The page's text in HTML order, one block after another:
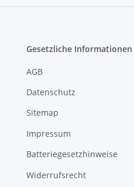
Gesetzliche Informationen
AGB
Datenschutz
Sitemap
Impressum
Batteriegesetzhinweise
Widerrufsrecht